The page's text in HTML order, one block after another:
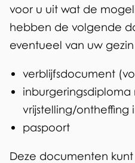
voor u uit wat de
hebben de volgende
eventueel van uw
verblijfsdocument
inburgeringsdiploma
vrijstelling/ontheffing
paspoort
Deze documenten